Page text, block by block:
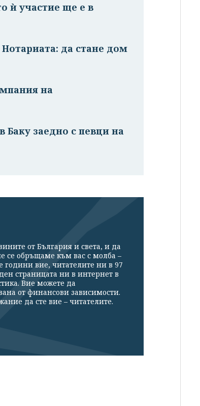
ѝ участие ще е в
да стане дом
на
Баку заедно с певци на
от България и света, и да
се обръщаме към вас с молба –
вие, читателите ни в 97
страницата ни в интернет в
Вие можете да
от финансови зависимости.
да сте вие – читателите.